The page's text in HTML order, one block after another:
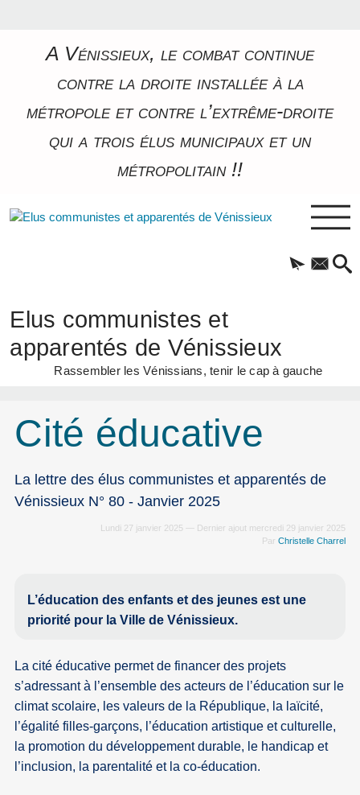
A Vénissieux, le combat continue
contre la droite installée à la
métropole et contre l’extrême-droite
qui a trois élus municipaux et un
métropolitain !!
Elus communistes et
apparentés de Vénissieux
Rassembler les Vénissians, tenir le cap à gauche
Cité éducative
La lettre des élus communistes et apparentés de
Vénissieux N° 80 - Janvier 2025
Lundi 27 janvier 2025 — Dernier ajout mercredi 29 janvier 2025
Par Christelle Charrel
L’éducation des enfants et des jeunes est une
priorité pour la Ville de Vénissieux.
La cité éducative permet de financer des projets
s’adressant à l’ensemble des acteurs de l’éducation sur le
climat scolaire, les valeurs de la République, la laïcité,
l’égalité filles-garçons, l’éducation artistique et culturelle,
la promotion du développement durable, le handicap et
l’inclusion, la parentalité et la co-éducation.